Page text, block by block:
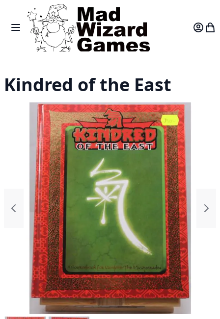
Skip to Content
Toggle Nav
Kindred of the East